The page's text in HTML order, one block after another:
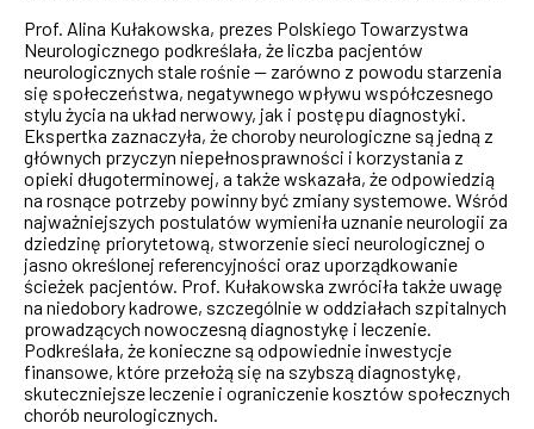
Prof. Alina Kułakowska, prezes Polskiego Towarzystwa
Neurologicznego podkreślała, że liczba pacjentów
neurologicznych stale rośnie — zarówno z powodu starzenia
się społeczeństwa, negatywnego wpływu współczesnego
stylu życia na układ nerwowy, jak i postępu diagnostyki.
Ekspertka zaznaczyła, że choroby neurologiczne są jedną z
głównych przyczyn niepełnosprawności i korzystania z
opieki długoterminowej, a także wskazała, że odpowiedzią
na rosnące potrzeby powinny być zmiany systemowe. Wśród
najważniejszych postulatów wymieniła uznanie neurologii za
dziedzinę priorytetową, stworzenie sieci neurologicznej o
jasno określonej referencyjności oraz uporządkowanie
ścieżek pacjentów. Prof. Kułakowska zwróciła także uwagę
na niedobory kadrowe, szczególnie w oddziałach szpitalnych
prowadzących nowoczesną diagnostykę i leczenie.
Podkreślała, że konieczne są odpowiednie inwestycje
finansowe, które przełożą się na szybszą diagnostykę,
skuteczniejsze leczenie i ograniczenie kosztów społecznych
chorób neurologicznych.